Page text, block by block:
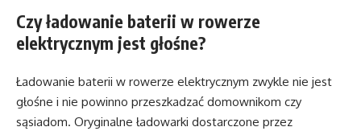
Czy ładowanie baterii w rowerze
elektrycznym jest głośne?
Ładowanie baterii w rowerze elektrycznym zwykle nie jest
głośne i nie powinno przeszkadzać domownikom czy
sąsiadom. Oryginalne ładowarki dostarczone przez